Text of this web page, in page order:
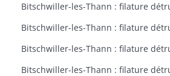
Bitschwiller-les-Thann : filature
Bitschwiller-les-Thann : filature
Bitschwiller-les-Thann : filature
Bitschwiller-les-Thann : filature